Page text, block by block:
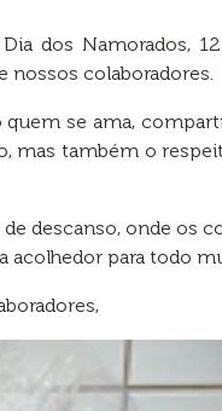
dos Namorados,
nossos colaboradores.
se ama,
também o
descanso, onde os
para todo